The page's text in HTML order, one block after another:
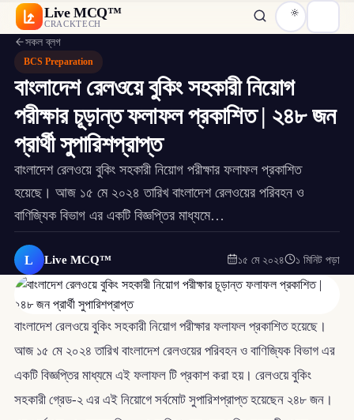
Live MCQ™
CRACKTECH
সকল ব্লগ
BCS Preparation
বাংলাদেশ রেলওয়ে বুকিং সহকারী নিয়োগ
পরীক্ষার চূড়ান্ত ফলাফল প্রকাশিত | ২৪৮ জন
প্রার্থী সুপারিশপ্রাপ্ত
বাংলাদেশ রেলওয়ে বুকিং সহকারী নিয়োগ পরীক্ষার ফলাফল প্রকাশিত
হয়েছে। আজ ১৫ মে ২০২৪ তারিখ বাংলাদেশ রেলওয়ের পরিবহন ও
বাণিজ্যিক বিভাগ এর একটি বিজ্ঞপ্তির মাধ্যমে…
L Live MCQ™ ১৫ মে ২০২৪ ১ মিনিট পড়া
বাংলাদেশ রেলওয়ে বুকিং সহকারী নিয়োগ পরীক্ষার ফলাফল প্রকাশিত হয়েছে।
আজ ১৫ মে ২০২৪ তারিখ বাংলাদেশ রেলওয়ের পরিবহন ও বাণিজ্যিক বিভাগ এর
একটি বিজ্ঞপ্তির মাধ্যমে এই ফলাফল টি প্রকাশ করা হয়। রেলওয়ে বুকিং
সহকারী গ্রেড-২ এর এই নিয়োগে সর্বমোট সুপারিশপ্রাপ্ত হয়েছেন ২৪৮ জন।